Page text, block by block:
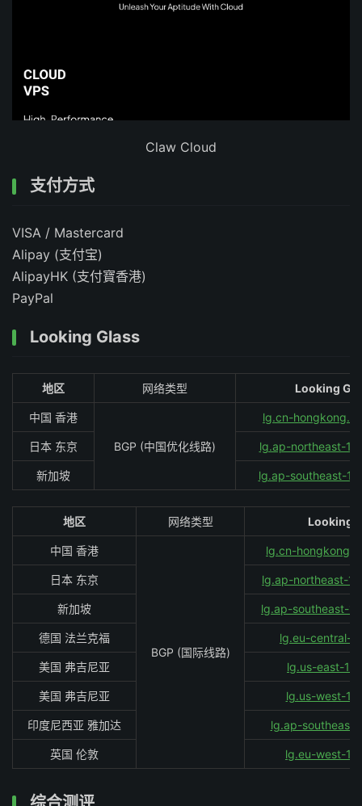
Claw Cloud
支付方式
VISA / Mastercard
Alipay (支付宝)
AlipayHK (支付寶香港)
PayPal
Looking Glass
地区 网络类型 Looking
中国 香港
BGP (中国优化线路)
lg.cn-
日本 东京 lg.ap-northeast-
新加坡 lg.ap-southeast-
地区 网络类型 Looking
中国 香港
BGP (国际线路)
lg.cn-hongkong-
日本 东京 lg.ap-northeast-1-
新加坡 lg.ap-southeast-
德国 法兰克福 lg.eu-central-
美国 弗吉尼亚 lg.us-east-
美国 弗吉尼亚 lg.us-west-
印度尼西亚 雅加达 lg.ap-southeast-
英国 伦敦 lg.eu-west-